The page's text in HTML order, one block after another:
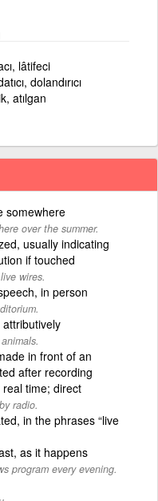
lâtifeci
dolandırıcı
atılgan
somewhere
over the summer.
usually indicating
if touched
wires.
in person
in front of an
after recording
time; direct
radio.
in the phrases “live
as it happens
program every evening.